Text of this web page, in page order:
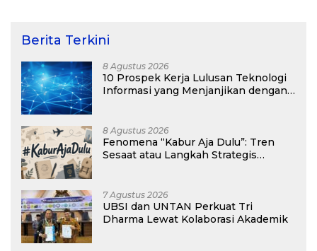
Berita Terkini
8 Agustus 2026
10 Prospek Kerja Lulusan Teknologi
Informasi yang Menjanjikan dengan
8 Agustus 2026
Fenomena “Kabur Aja Dulu”: Tren
Sesaat atau Langkah Strategis
7 Agustus 2026
UBSI dan UNTAN Perkuat Tri
Dharma Lewat Kolaborasi Akademik